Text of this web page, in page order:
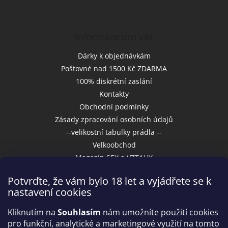
Potvrďte, že vám bylo 18 let a vyjádřete se k
nastavení cookies
Kliknutím na Souhlasím nám umožníte použití cookies
pro funkční, analytické a marketingové využití na tomto
Dárky k objednávkám
Poštovné nad 1500 Kč ZDARMA
100% diskrétní zaslání
Kontakty
Obchodní podmínky
Zásady zpracování osobních údajů
--velikostní tabulky prádla --
Velkoobchod
Magazín SEX a VZTAHY
Přijímáme online platby